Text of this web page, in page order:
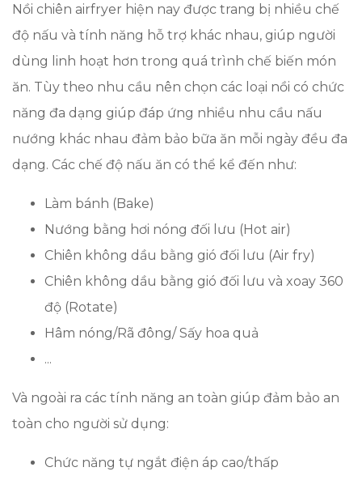
Nồi chiên airfryer hiện nay được trang bị nhiều chế
độ nấu và tính năng hỗ trợ khác nhau, giúp người
dùng linh hoạt hơn trong quá trình chế biến món
ăn. Tùy theo nhu cầu nên chọn các loại nồi có chức
năng đa dạng giúp đáp ứng nhiều nhu cầu nấu
nướng khác nhau đảm bảo bữa ăn mỗi ngày đều đa
dạng. Các chế độ nấu ăn có thể kể đến như:
Làm bánh (Bake)
Nướng bằng hơi nóng đối lưu (Hot air)
Chiên không dầu bằng gió đối lưu (Air fry)
Chiên không dầu bằng gió đối lưu và xoay 360
độ (Rotate)
Hâm nóng/Rã đông/ Sấy hoa quả
...
Và ngoài ra các tính năng an toàn giúp đảm bảo an
toàn cho người sử dụng:
Chức năng tự ngắt điện áp cao/thấp